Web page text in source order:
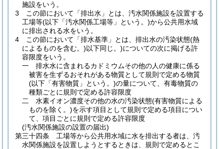
施設をいう。
3
この節において「排出水」とは、汚水関係施設を設置する
工場等(以下「汚水関係工場等」という。)から公共用水域
に排出される水をいう。
4
この節において「排水基準」とは、排出水の汚染状態(熱
によるものを含む。)以下同じ。 )についての次に掲げる許
容限度をいう。
一
排水水に含まれるカドミウムその他の人の健康に係る
被害を生ずるおそれがある物質として規則で定める物質
(以下「有害物質」という。)の量について、有毒物質の
種類ごとに規則で定める許容限度
二
水素イオン濃度その他の水の汚染状態(有害物質による
ものを除く。)を示す項目として規則で定める項目につい
て、項目ごとに規則で定める許容限度
(汚水関係施設の設置の届出)
第三十四条
工場等から公共用水域に水を排出する者は、汚
水関係施設を設置しようとするときは、規則で定めるとこ